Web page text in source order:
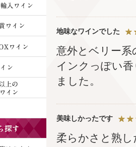
地味なワインでした
意外とベリー
インクっぽい
ました。
美味しかったです
柔らかさと熟